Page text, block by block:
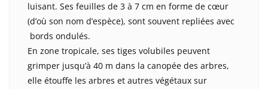
luisant. Ses feuilles de 3 à 7 cm en forme de cœur
(d’où son nom d’espèce), sont souvent repliées avec
bords ondulés.
En zone tropicale, ses tiges volubiles peuvent
grimper jusqu’à 40 m dans la canopée des arbres,
elle étouffe les arbres et autres végétaux sur